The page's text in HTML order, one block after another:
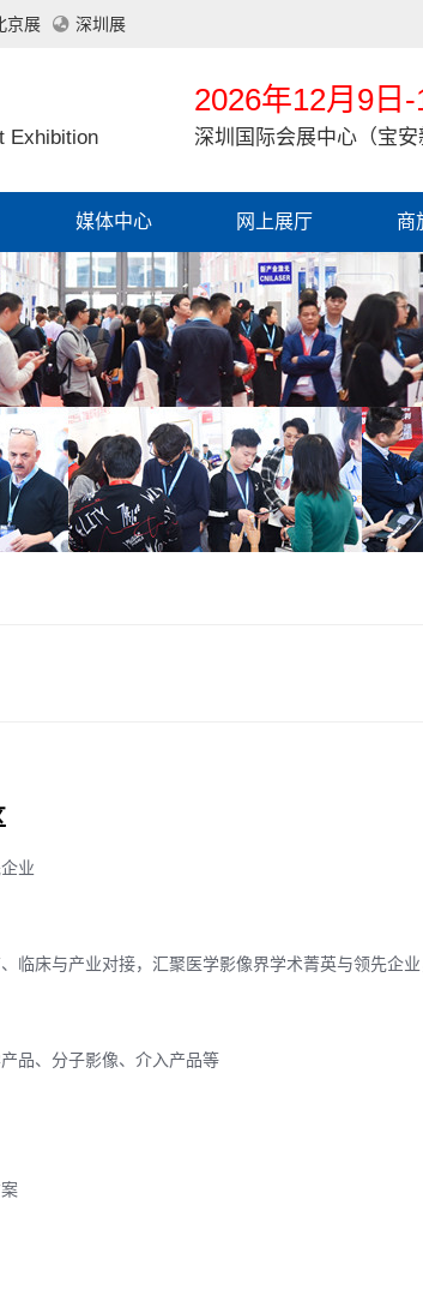
京展 深圳展
Exhibition
2026年12月9日-
深圳国际会展中心（宝安
媒体中心 网上展厅 商
业
临床与产业对接，汇聚医学影像界学术菁英与领先企
品、分子影像、介入产品等